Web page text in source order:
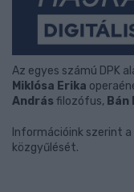
Az egyes számú DPK
Miklósa Erika
Andrásfilozófus, Bán
Információink szerint a
közgyűlését.